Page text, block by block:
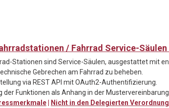
/ Fahrrad Service-
Stationen sind Service-Säulen, ausgestattet mit
Gebrechen am Fahrrad zu beheben.
via REST API mit OAuth2-Authentifizierung.
der Funktionen als Anhang in der Mustervereinbarung
| Nicht in den Delegierten